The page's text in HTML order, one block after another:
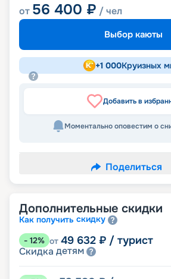
от 56 400 ₽ / чел
Выбор каюты
+1 000Круизных
Добавить в
Моментально оповестим о
Поделиться
Дополнительные скидки
Как получить скидку
- 12% от 49 632 ₽ / турист
Скидка детям